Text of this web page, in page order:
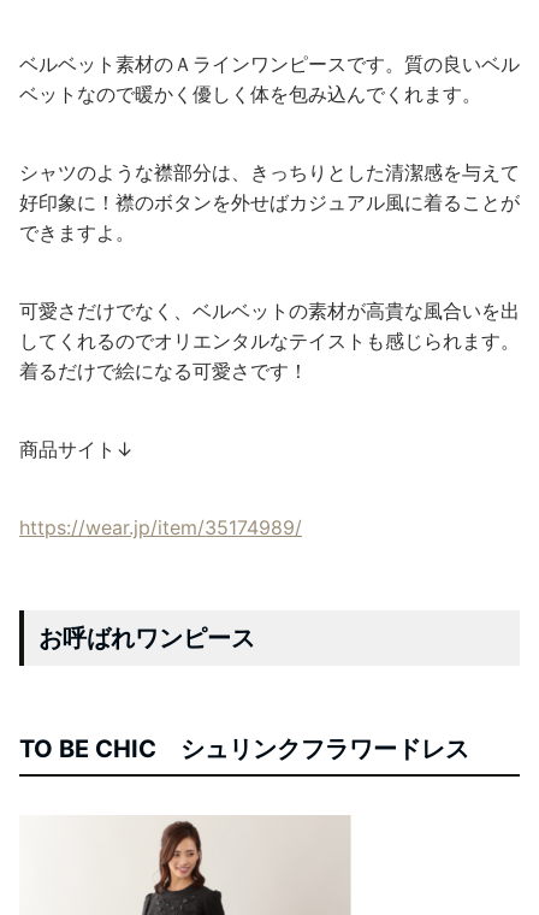
ベルベット素材のＡラインワンピースです。質の良いベル
ベットなので暖かく優しく体を包み込んでくれます。
シャツのような襟部分は、きっちりとした清潔感を与えて
好印象に！襟のボタンを外せばカジュアル風に着ることが
できますよ。
可愛さだけでなく、ベルベットの素材が高貴な風合いを出
してくれるのでオリエンタルなテイストも感じられます。
着るだけで絵になる可愛さです！
商品サイト↓
https://wear.jp/item/35174989/
お呼ばれワンピース
TO BE CHIC シュリンクフラワードレス